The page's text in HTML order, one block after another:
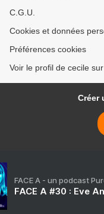
C.G.U.
Cookies et données
Préférences cookies
Voir le profil de cecile
Créer
FACE A - un podcast
FACE A #30 : Eve